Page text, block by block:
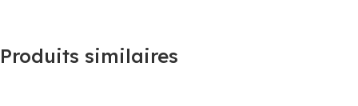
Produits similaires